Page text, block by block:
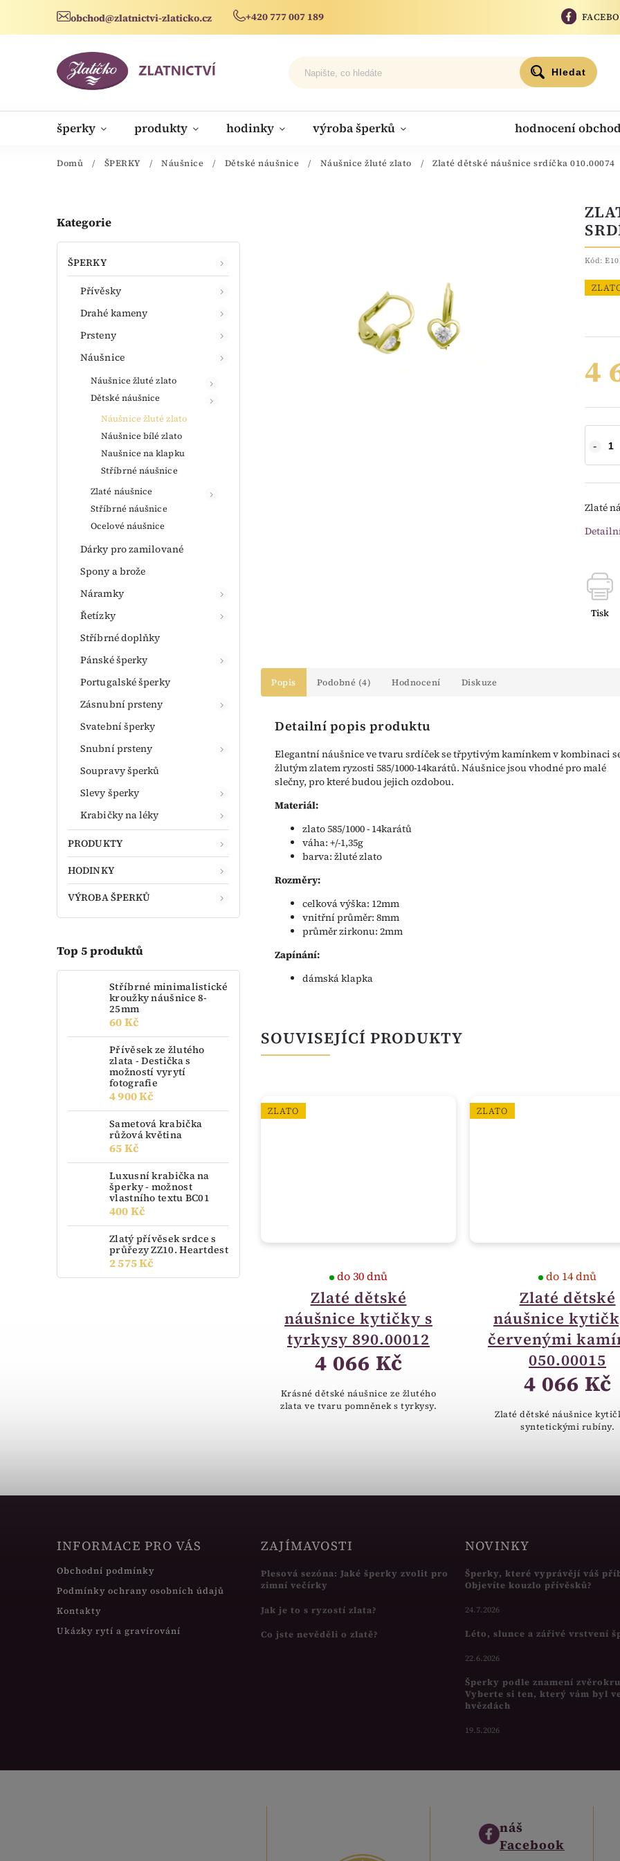
obchod@zlatnictvi-zlaticko.cz +420 777 007 189
Hledat
šperky produkty hodinky výroba šperků hodnocení
novinky
Domů / ŠPERKY / Náušnice / Dětské náušnice / Náušnice žluté zlato / Zlaté dětské náušnice srdíčka 010.00074
Kategorie
ŠPERKY
Přívěsky
Drahé kameny
Prsteny
Náušnice
Náušnice žluté zlato
Dětské náušnice
Náušnice žluté zlato
Náušnice bílé zlato
Naušnice na klapku
Stříbrné náušnice
Zlaté náušnice
Stříbrné náušnice
Ocelové náušnice
Dárky pro zamilované
Spony a brože
Náramky
Řetízky
Stříbrné doplňky
Pánské šperky
Portugalské šperky
Zásnubní prsteny
Svatební šperky
Snubní prsteny
Soupravy šperků
Slevy šperky
Krabičky na léky
PRODUKTY
HODINKY
VÝROBA ŠPERKŮ
Top 5 produktů
Stříbrné minimalistické
kroužky náušnice 8-
25mm
60 Kč
Přívěsek ze žlutého
zlata - Destička s
možností vyrytí
fotografie
4 900 Kč
Sametová krabička
růžová květina
65 Kč
Luxusní krabička na
šperky - možnost
vlastního textu BC01
400 Kč
Zlatý přívěsek srdce s
průřezy ZZ10. Heartdest
2 575 Kč
Kód:
4
Zlaté
Tisk
Popis Podobné (4) Hodnocení Diskuze
Detailní popis produktu
Elegantní náušnice ve tvaru srdíček se třpytivým kamínkem v kombinaci
žlutým zlatem ryzosti 585/1000-14karátů. Náušnice jsou vhodné pro malé
slečny, pro které budou jejich ozdobou.
Materiál:
zlato 585/1000 - 14karátů
váha: +/-1,35g
barva: žluté zlato
Rozměry:
celková výška: 12mm
vnitřní průměr: 8mm
průměr zirkonu: 2mm
Zapínání:
dámská klapka
SOUVISEJÍCÍ PRODUKTY
ZLATO
skladem
ZLATO
Zlaté dětské
náušnice kytičky s
tyrkysy 890.00012
do 30 dnů
4 066 Kč
Krásné dětské náušnice ze žlutého
zlata ve tvaru pomněnek s tyrkysy.
ZLATO
Zlaté dětské
náušnice
červenými
050.00015
do 14 dnů
4 066 Kč
Zlaté dětské náušnice
syntetickými rubíny.
INFORMACE PRO VÁS
Obchodní podmínky
Podmínky ochrany osobních údajů
Kontakty
Ukázky rytí a gravírování
ZAJÍMAVOSTI
Plesová sezóna: Jaké šperky zvolit pro
zimní večírky
Jak je to s ryzostí zlata?
Co jste nevěděli o zlatě?
NOVINKY
Šperky, které vyprávějí váš
Objevíte kouzlo přívěsků?
24.7.2026
Léto, slunce a zářivé vrstvení
22.6.2026
Šperky podle znamení
Vyberte si ten, který vám byl
hvězdách
19.5.2026
náš
Facebook